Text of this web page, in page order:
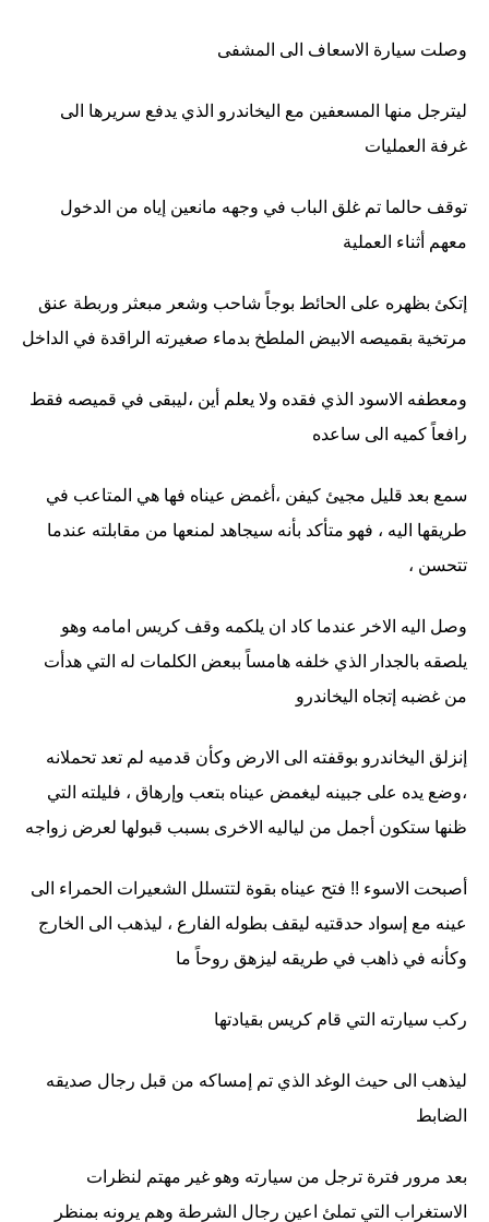
وصلت سيارة الاسعاف الى المشفى
ليترجل منها المسعفين مع اليخاندرو الذي يدفع سريرها الى
غرفة العمليات
توقف حالما تم غلق الباب في وجهه مانعين إياه من الدخول
معهم أثناء العملية
إتكئ بظهره على الحائط بوجاً شاحب وشعر مبعثر وربطة عنق
مرتخية بقميصه الابيض الملطخ بدماء صغيرته الراقدة في الداخل
ومعطفه الاسود الذي فقده ولا يعلم أين ،ليبقى في قميصه فقط
رافعاً كميه الى ساعده
سمع بعد قليل مجيئ كيفن ،أغمض عيناه فها هي المتاعب في
طريقها اليه ، فهو متأكد بأنه سيجاهد لمنعها من مقابلته عندما
تتحسن ،
وصل اليه الاخر عندما كاد ان يلكمه وقف كريس امامه وهو
يلصقه بالجدار الذي خلفه هامساً ببعض الكلمات له التي هدأت
من غضبه إتجاه اليخاندرو
إنزلق اليخاندرو بوقفته الى الارض وكأن قدميه لم تعد تحملانه
،وضع يده على جبينه ليغمض عيناه بتعب وإرهاق ، فليلته التي
ظنها ستكون أجمل من لياليه الاخرى بسبب قبولها لعرض زواجه
أصبحت الاسوء !! فتح عيناه بقوة لتتسلل الشعيرات الحمراء الى
عينه مع إسواد حدقتيه ليقف بطوله الفارع ، ليذهب الى الخارج
وكأنه في ذاهب في طريقه ليزهق روحاً ما
ركب سيارته التي قام كريس بقيادتها
ليذهب الى حيث الوغد الذي تم إمساكه من قبل رجال صديقه
الضابط
بعد مرور فترة ترجل من سيارته وهو غير مهتم لنظرات
الاستغراب التي تملئ اعين رجال الشرطة وهم يرونه بمنظر